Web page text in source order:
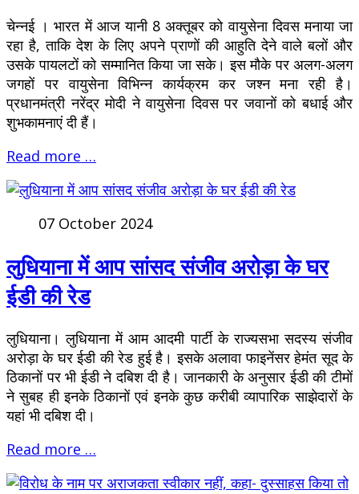
चेन्नई । भारत में आज यानी 8 अक्तूबर को वायुसेना दिवस मनाया जा
रहा है, ताकि देश के लिए अपने प्राणों की आहुति देने वाले बलों और
उसके पायलटों को सम्मानित किया जा सके। इस मौके पर अलग-अलग
जगहों पर वायुसेना विभिन्न कार्यक्रम कर जश्न मना रही है।
प्रधानमंत्री नरेंद्र मोदी ने वायुसेना दिवस पर जवानों को बधाई और
शुभकामनाएं दी हैं।
Read more …
07 October 2024
लुधियाना में आप सांसद संजीव अरोड़ा के घर
ईडी की रेड
लुधियाना। लुधियाना में आम आदमी पार्टी के राज्यसभा सदस्य संजीव
अरोड़ा के घर ईडी की रेड हुई है। इसके अलावा फाइनेंसर हेमंत सूद के
ठिकानों पर भी ईडी ने दबिश दी है। जानकारी के अनुसार ईडी की टीमों
ने सुबह ही इनके ठिकानों एवं इनके कुछ करीबी व्यापारिक साझेदारों के
यहां भी दबिश दी।
Read more …